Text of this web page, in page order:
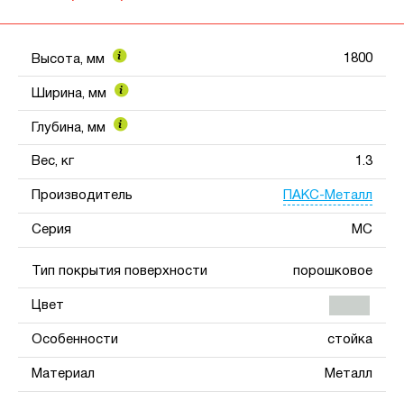
Высота, мм 1800
Ширина, мм
Глубина, мм
Вес, кг 1.3
Производитель ПАКС-Металл
Серия МС
Тип покрытия поверхности порошковое
Цвет
Особенности стойка
Материал Металл